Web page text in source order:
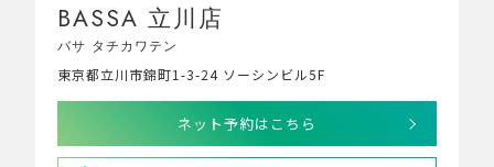
BASSA 立川店
バサ タチカワテン
東京都立川市錦町1-3-24 ソーシンビル5F
ネット予約はこちら